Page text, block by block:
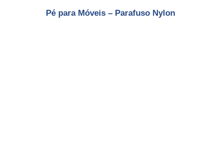
Pé para Móveis – Parafuso Nylon